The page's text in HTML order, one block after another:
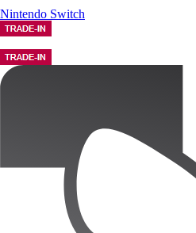
Nintendo Switch